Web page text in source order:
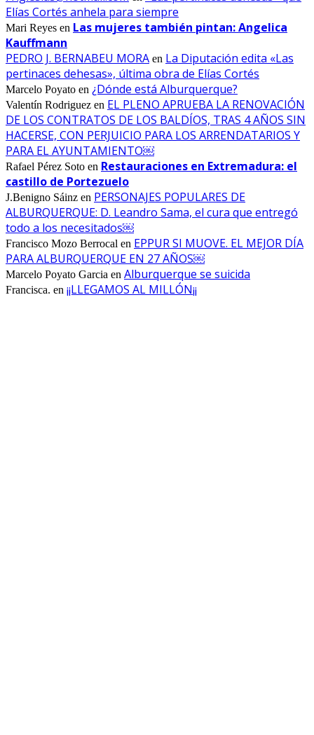
Elías Cortés anhela para siempre
Mari Reyes en Las mujeres también pintan: Angelica
Kauffmann
PEDRO J. BERNABEU MORA en La Diputación edita «Las
pertinaces dehesas», última obra de Elías Cortés
Marcelo Poyato en ¿Dónde está Alburquerque?
Valentín Rodriguez en EL PLENO APRUEBA LA RENOVACIÓN
DE LOS CONTRATOS DE LOS BALDÍOS, TRAS 4 AÑOS SIN
HACERSE, CON PERJUICIO PARA LOS ARRENDATARIOS Y
PARA EL AYUNTAMIENTO￼
Rafael Pérez Soto en Restauraciones en Extremadura: el
castillo de Portezuelo
J.Benigno Sáinz en PERSONAJES POPULARES DE
ALBURQUERQUE: D. Leandro Sama, el cura que entregó
todo a los necesitados￼
Francisco Mozo Berrocal en EPPUR SI MUOVE. EL MEJOR DÍA
PARA ALBURQUERQUE EN 27 AÑOS￼
Marcelo Poyato Garcia en Alburquerque se suicida
Francisca. en ¡¡LLEGAMOS AL MILLÓN¡¡